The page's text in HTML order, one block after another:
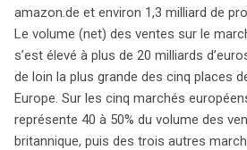
comptes. Ces changements visent
entre Amazon et ses partenaires,
transparence et en accordant plus
vendeurs. Par exemple, les
contester les décisions de
bénéficieront d’une plus grande
l’utilisation de leurs informations
amazon.de et environ 1,3 milliard de
Le volume (net) des ventes sur le
s’est élevé à plus de 20 milliards
de loin la plus grande des cinq places
Europe. Sur les cinq marchés
représente 40 à 50% du volume des
britannique, puis des trois autres